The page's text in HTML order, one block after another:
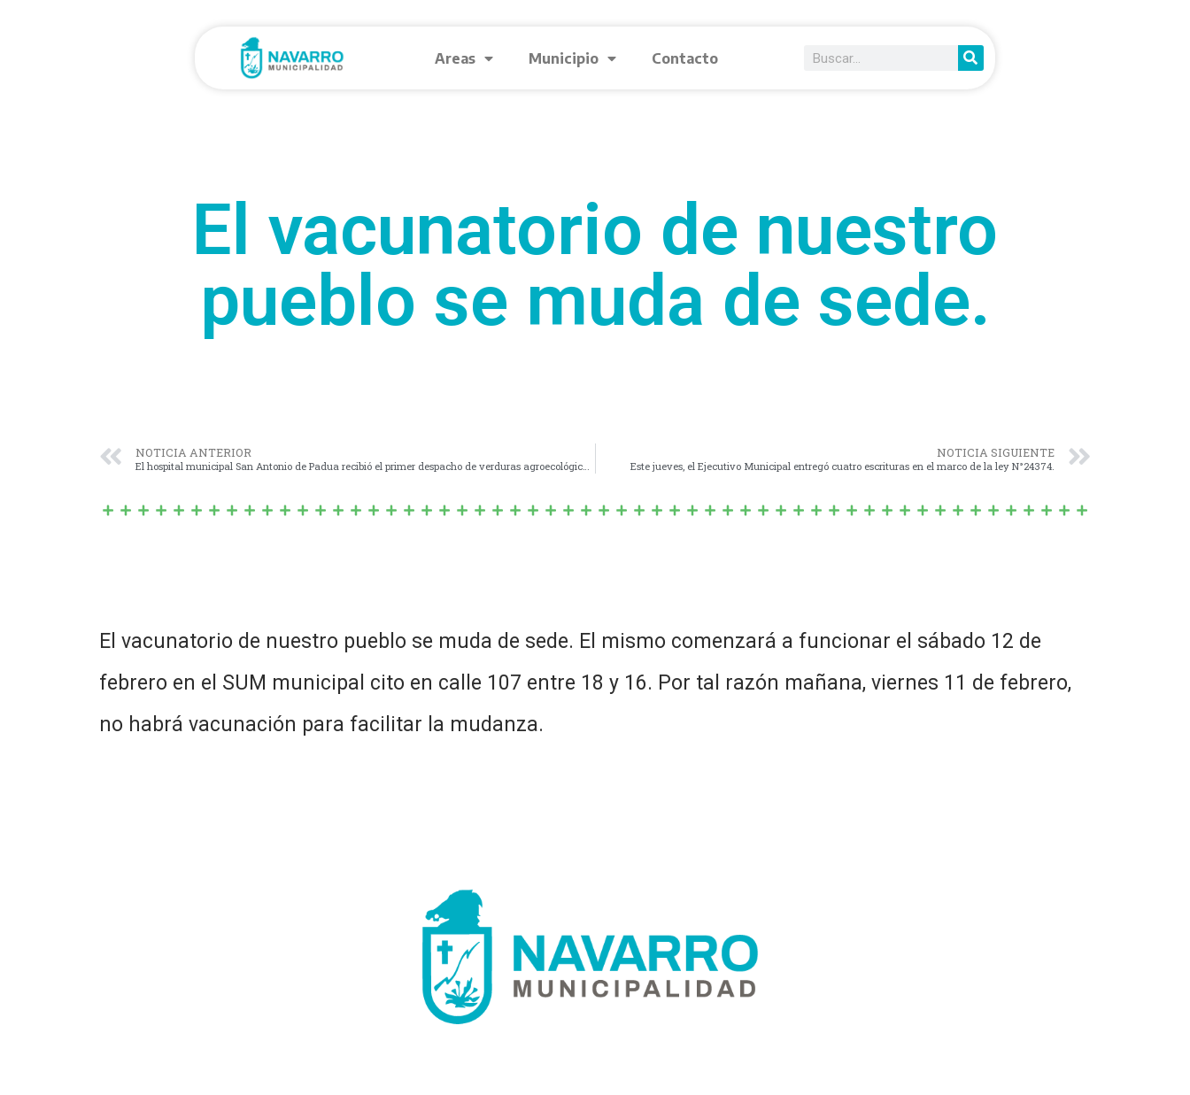
Areas Municipio Contacto
El vacunatorio de nuestro
pueblo se muda de sede.
NOTICIA ANTERIOR NOTICIA SIGUIENTE
Este jueves, el Ejecutivo Municipal entregó cuatro escrituras en el marco de la ley N°24374.
El vacunatorio de nuestro pueblo se muda de sede. El mismo comenzará a funcionar el sábado 12 de
febrero en el SUM municipal cito en calle 107 entre 18 y 16. Por tal razón mañana, viernes 11 de febrero,
no habrá vacunación para facilitar la mudanza.